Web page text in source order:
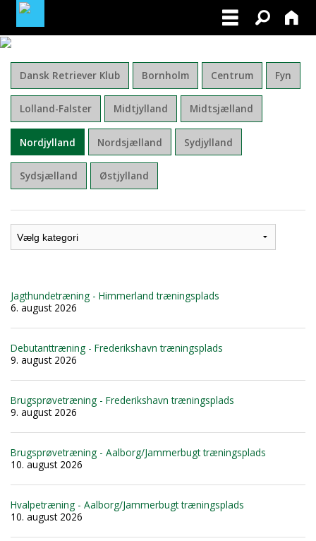
BLIV MEDLEM AF DRK
MINE TILMELDINGER
FACEBOOK
FOR INSTRUKTØRER
Dansk Retriever Klub Bornholm Centrum Fyn
Lolland-Falster Midtjylland Midtsjælland
Nordjylland Nordsjælland Sydjylland
Sydsjælland Østjylland
Jagthundetræning - Himmerland træningsplads
6. august 2026
Debutanttræning - Frederikshavn træningsplads
9. august 2026
Brugsprøvetræning - Frederikshavn træningsplads
9. august 2026
Brugsprøvetræning - Aalborg/Jammerbugt træningsplads
10. august 2026
Hvalpetræning - Aalborg/Jammerbugt træningsplads
10. august 2026